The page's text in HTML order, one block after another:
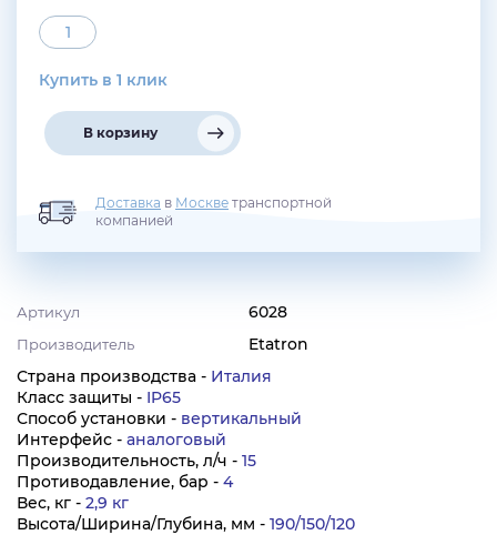
Артикул 6028
Производитель
Etatron
Страна производства - Италия
Класс защиты - IP65
Способ установки - вертикальный
Интерфейс - аналоговый
Производительность, л/ч - 15
Противодавление, бар - 4
Вес, кг - 2,9 кг
Высота/Ширина/Глубина, мм - 190/150/120
Купить в 1 клик
В корзину
Доставка в Москве транспортной
компанией